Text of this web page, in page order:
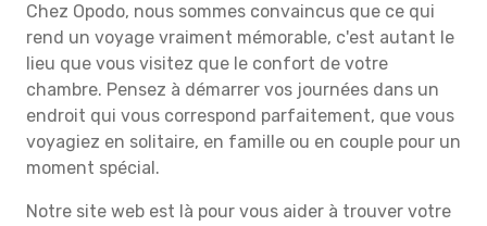
Chez Opodo, nous sommes convaincus que ce qui
rend un voyage vraiment mémorable, c'est autant le
lieu que vous visitez que le confort de votre
chambre. Pensez à démarrer vos journées dans un
endroit qui vous correspond parfaitement, que vous
voyagiez en solitaire, en famille ou en couple pour un
moment spécial.
Notre site web est là pour vous aider à trouver votre